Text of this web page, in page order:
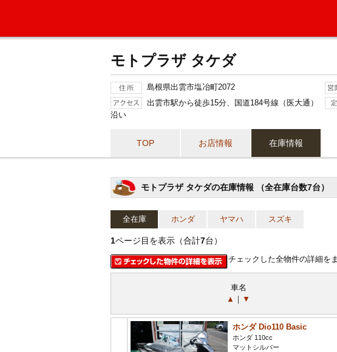
モトプラザ タケダ
島根県出雲市塩冶町2072
出雲市駅から徒歩15分、国道184号線（医大通）
沿い
TOP お店情報 在庫情報
モトプラザ タケダの在庫情報 （全在庫台数7台）
全在庫 ホンダ ヤマハ スズキ
1ページ目を表示（合計7台）
チェックした全物件の詳細を
車名
▲ ｜ ▼
ホンダ Dio110 Basic
ホンダ 110cc
マットシルバー